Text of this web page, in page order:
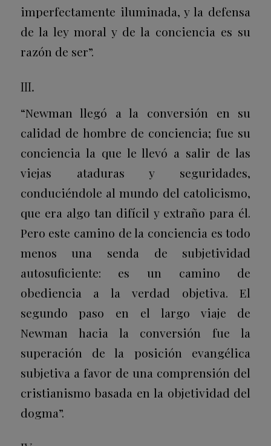
imperfectamente iluminada, y la defensa
de la ley moral y de la conciencia es su
razón de ser”.
III.
“Newman llegó a la conversión en su
calidad de hombre de conciencia; fue su
conciencia la que le llevó a salir de las
viejas ataduras y seguridades,
conduciéndole al mundo del catolicismo,
que era algo tan difícil y extraño para él.
Pero este camino de la conciencia es todo
menos una senda de subjetividad
autosuficiente: es un camino de
obediencia a la verdad objetiva. El
segundo paso en el largo viaje de
Newman hacia la conversión fue la
superación de la posición evangélica
subjetiva a favor de una comprensión del
cristianismo basada en la objetividad del
dogma”.